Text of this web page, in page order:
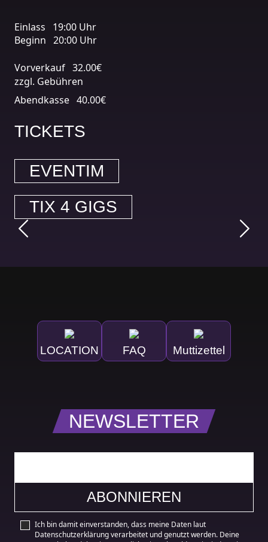
Einlass
19:00 Uhr
Beginn 20:00 Uhr
Vorverkauf 32.00€
zzgl. Gebühren
Abendkasse 40.00€
TICKETS
EVENTIM
TIX 4 GIGS
LOCATION FAQ Muttizettel
NEWSLETTER
Ich bin damit einverstanden, dass meine Daten laut
Datenschutzerklärung verarbeitet und genutzt werden. Deine